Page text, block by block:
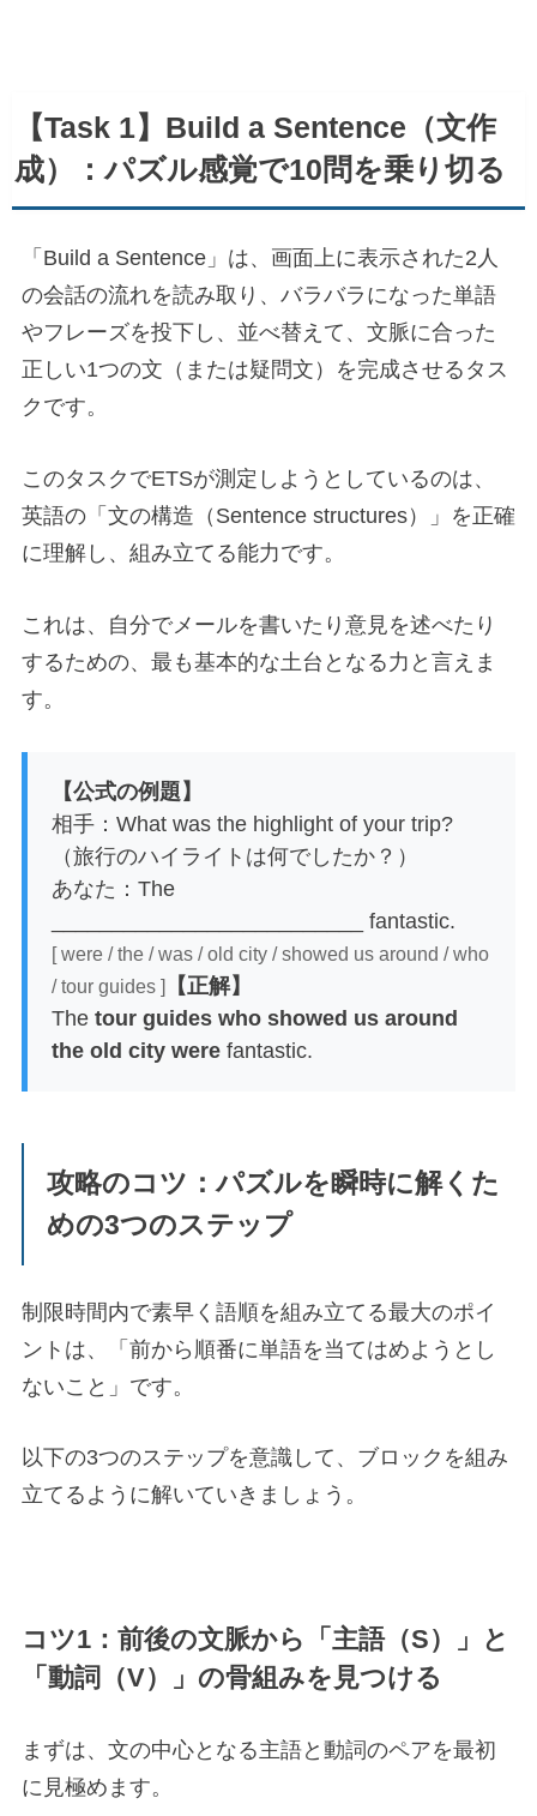
【Task 1】Build a Sentence（文作
成）：パズル感覚で10問を乗り切る
「Build a Sentence」は、画面上に表示された2人
の会話の流れを読み取り、バラバラになった単語
やフレーズを投下し、並べ替えて、文脈に合った
正しい1つの文（または疑問文）を完成させるタス
クです。
このタスクでETSが測定しようとしているのは、
英語の「文の構造（Sentence structures）」を正確
に理解し、組み立てる能力です。
これは、自分でメールを書いたり意見を述べたり
するための、最も基本的な土台となる力と言えま
す。
【公式の例題】
相手：What was the highlight of your trip?
（旅行のハイライトは何でしたか？）
あなた：The
__________________________ fantastic.
[ were / the / was / old city / showed us around / who
/ tour guides ]
【正解】
The tour guides who showed us around
the old city were fantastic.
攻略のコツ：パズルを瞬時に解くた
めの3つのステップ
制限時間内で素早く語順を組み立てる最大のポイ
ントは、「前から順番に単語を当てはめようとし
ないこと」です。
以下の3つのステップを意識して、ブロックを組み
立てるように解いていきましょう。
コツ1：前後の文脈から「主語（S）」と
「動詞（V）」の骨組みを見つける
まずは、文の中心となる主語と動詞のペアを最初
に見極めます。